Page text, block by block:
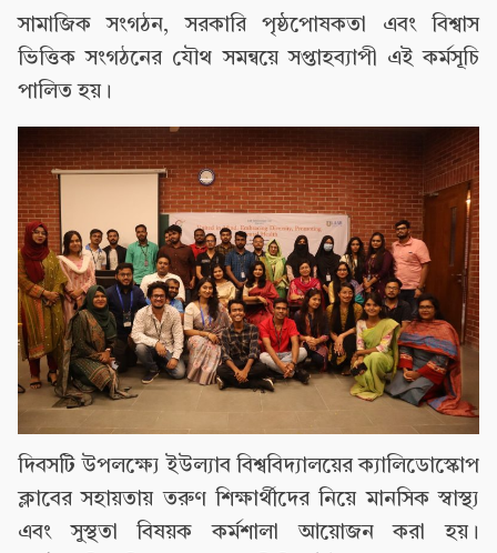
সামাজিক সংগঠন, সরকারি পৃষ্ঠপোষকতা এবং বিশ্বাস
ভিত্তিক সংগঠনের যৌথ সমন্বয়ে সপ্তাহব্যাপী এই কর্মসূচি
পালিত হয়।
দিবসটি উপলক্ষ্যে ইউল্যাব বিশ্ববিদ্যালয়ের ক্যালিডোস্কোপ
ক্লাবের সহায়তায় তরুণ শিক্ষার্থীদের নিয়ে মানসিক স্বাস্থ্য
এবং সুস্থতা বিষয়ক কর্মশালা আয়োজন করা হয়।